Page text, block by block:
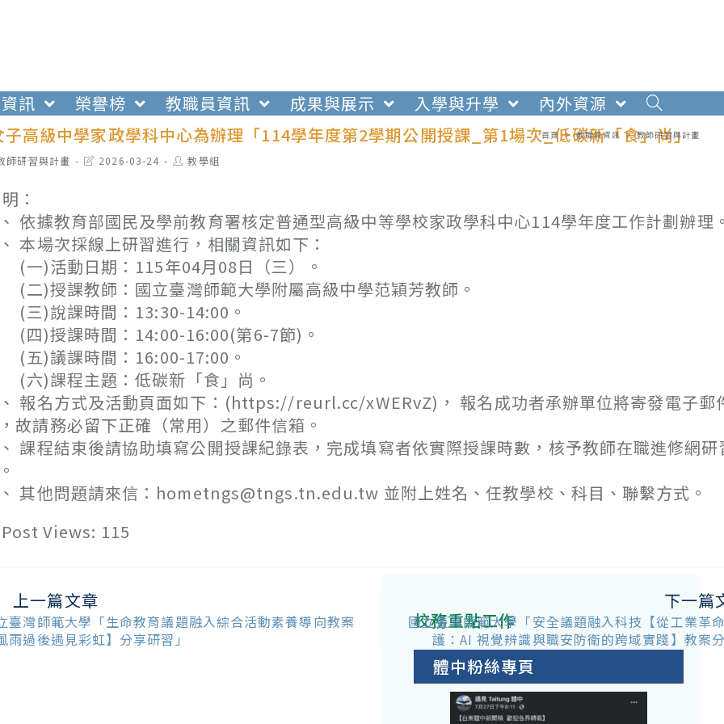
訊 榮譽榜 教職員資訊 成果與展示 入學與升學
內外資源
子高級中學家政學科中心為辦理「114學年度第2學期公開授課_第1場次_低碳新「食」尚」
首頁 > 教職員資訊 > 教師研習與計畫
師研習與計畫
Post2026-03-24
Post教學組
：
依據教育部國民及學前教育署核定普通型高級中等學校家政學科中心114學年度工作計劃辦理
本場次採線上研習進行，相關資訊如下：
)活動日期：115年04月08日（三）。
)授課教師：國立臺灣師範大學附屬高級中學范穎芳教師。
)說課時間：13:30-14:00。
)授課時間：14:00-16:00(第6-7節)。
)議課時間：16:00-17:00。
)課程主題：低碳新「食」尚。
報名方式及活動頁面如下：(https://reurl.cc/xWERvZ)， 報名成功者承辦單位將寄發電子郵
故請務必留下正確（常用）之郵件信箱。
課程結束後請協助填寫公開授課紀錄表，完成填寫者依實際授課時數，核予教師在職進修網研
其他問題請來信：hometngs@tngs.tn.edu.tw 並附上姓名、任教學校、科目、聯繫方式。
Post Views: 115
上一篇文章
臺灣師範大學「生命教育議題融入綜合活動素養導向教案
雨過後遇見彩虹】分享研習」
下一篇
國立臺灣師範大學「安全議題融入科技【從工業革
護：AI 視覺辨識與職安防衛的跨域實踐】教案
校務重點工作
體中粉絲專頁